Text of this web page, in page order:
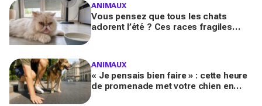
ANIMAUX
Vous pensez que tous les chats
adorent l’été ? Ces races fragiles
ANIMAUX
« Je pensais bien faire » : cette heure
de promenade met votre chien en